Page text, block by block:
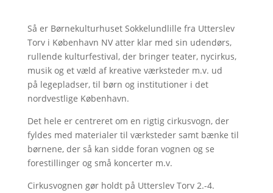
Så er Børnekulturhuset Sokkelundlille fra Utterslev
Torv i København NV atter klar med sin udendørs,
rullende kulturfestival, der bringer teater, nycirkus,
musik og et væld af kreative værksteder m.v. ud
på legepladser, til børn og institutioner i det
nordvestlige København.
Det hele er centreret om en rigtig cirkusvogn, der
fyldes med materialer til værksteder samt bænke til
børnene, der så kan sidde foran vognen og se
forestillinger og små koncerter m.v.
Cirkusvognen gør holdt på Utterslev Torv 2.-4.